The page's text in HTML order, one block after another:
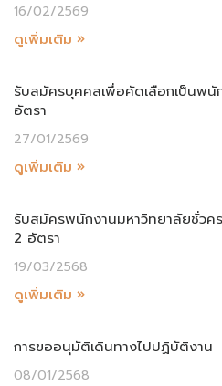
16/02/2569
ดูเพิ่มเติม »
รับสมัครบุคคลเพื่อคัดเลือกเป็นพนั
อัตรา
27/01/2569
ดูเพิ่มเติม »
รับสมัครพนักงานมหาวิทยาลัยชั่วค
2 อัตรา
19/03/2568
ดูเพิ่มเติม »
การขออนุมัติเดินทางไปปฏิบัติงาน
08/01/2568